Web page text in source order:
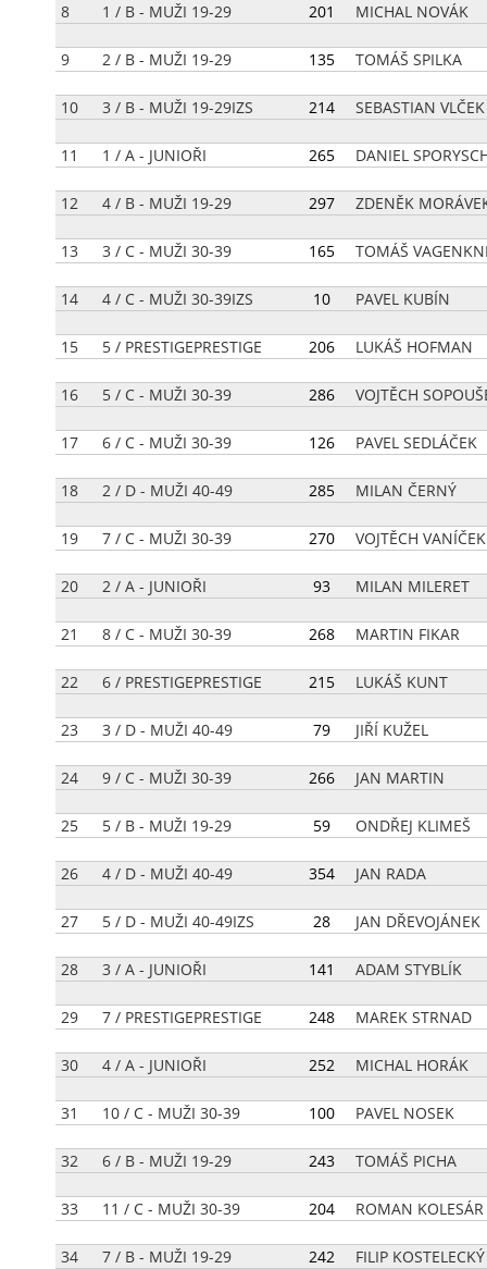
8 1 / B - MUŽI 19-29 201 MICHAL NOVÁK
9 2 / B - MUŽI 19-29 135 TOMÁŠ SPILKA
10 3 / B - MUŽI 19-29IZS 214 SEBASTIAN VLČEK
11 1 / A - JUNIOŘI 265 DANIEL
12 4 / B - MUŽI 19-29 297 ZDENĚK
13 3 / C - MUŽI 30-39 165 TOMÁŠ
14 4 / C - MUŽI 30-39IZS 10 PAVEL KUBÍN
15 5 / PRESTIGEPRESTIGE 206 LUKÁŠ HOFMAN
16 5 / C - MUŽI 30-39 286 VOJTĚCH
17 6 / C - MUŽI 30-39 126 PAVEL SEDLÁČEK
18 2 / D - MUŽI 40-49 285 MILAN ČERNÝ
19 7 / C - MUŽI 30-39 270 VOJTĚCH VANÍČEK
20 2 / A - JUNIOŘI 93 MILAN MILERET
21 8 / C - MUŽI 30-39 268 MARTIN FIKAR
22 6 / PRESTIGEPRESTIGE 215 LUKÁŠ KUNT
23 3 / D - MUŽI 40-49 79 JIŘÍ KUŽEL
24 9 / C - MUŽI 30-39 266 JAN MARTIN
25 5 / B - MUŽI 19-29 59 ONDŘEJ KLIMEŠ
26 4 / D - MUŽI 40-49 354 JAN RADA
27 5 / D - MUŽI 40-49IZS 28 JAN DŘEVOJÁNEK
28 3 / A - JUNIOŘI 141 ADAM STYBLÍK
29 7 / PRESTIGEPRESTIGE 248 MAREK STRNAD
30 4 / A - JUNIOŘI 252 MICHAL HORÁK
31 10 / C - MUŽI 30-39 100 PAVEL NOSEK
32 6 / B - MUŽI 19-29 243 TOMÁŠ PICHA
33 11 / C - MUŽI 30-39 204 ROMAN KOLESÁR
34 7 / B - MUŽI 19-29 242 FILIP KOSTELECKÝ